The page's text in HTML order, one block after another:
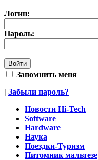
Логин:
Пароль:
Запомнить меня
| Забыли пароль?
Новости Hi-Tech
Software
Hardware
Наука
Поездки-Туризм
Питомник мальтезе